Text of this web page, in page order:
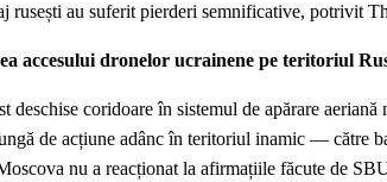
rusești au suferit pierderi semnificative, potrivit
accesului dronelor ucrainene pe teritoriul
deschise coridoare în sistemul de apărare
de acțiune adânc în teritoriul inamic — către
nu a reacționat la afirmațiile făcute de